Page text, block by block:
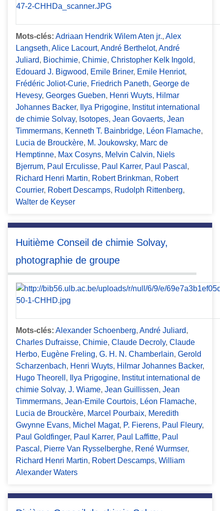
Mots-clés: Adriaan Hendrik Wilem Aten jr., Alex
Langseth, Alice Lacourt, André Berthelot, André
Juliard, Biochimie, Chimie, Christopher Kelk Ingold,
Edouard J. Bigwood, Emile Briner, Emile Henriot,
Frédéric Joliot-Curie, Friedrich Paneth, George de
Hevesy, Georges Gueben, Henri Wuyts, Hilmar
Johannes Backer, Ilya Prigogine, Institut international
de chimie Solvay, Isotopes, Jean Govaerts, Jean
Timmermans, Kenneth T. Bainbridge, Léon Flamache,
Lucia de Brouckère, M. Joukowsky, Marc de
Hemptinne, Max Cosyns, Melvin Calvin, Niels
Bjerrum, Paul Erculisse, Paul Karrer, Paul Pascal ,
Richard Henri Martin, Robert Brinkman, Robert
Courrier, Robert Descamps, Rudolph Rittenberg,
Walter de Keyser
Huitième Conseil de chimie Solvay,
photographie de groupe
Mots-clés: Alexander Schoenberg, André Juliard,
Charles Dufraisse, Chimie, Claude Decroly, Claude
Herbo, Eugène Freling, G. H. N. Chamberlain, Gerold
Scharzenbach, Henri Wuyts, Hilmar Johannes Backer,
Hugo Theorell , Ilya Prigogine, Institut international de
chimie Solvay, J. Wiame, Jean Guillissen, Jean
Timmermans, Jean-Emile Courtois, Léon Flamache,
Lucia de Brouckère, Marcel Pourbaix, Meredith
Gwynne Evans, Michel Magat, P. Fierens, Paul Fleury,
Paul Goldfinger, Paul Karrer, Paul Laffitte, Paul
Pascal , Pierre Van Rysselberghe, René Wurmser,
Richard Henri Martin, Robert Descamps, William
Alexander Waters